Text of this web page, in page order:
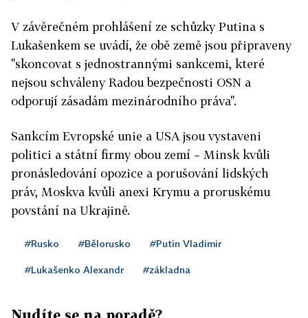
V závěrečném prohlášení ze schůzky Putina s
Lukašenkem se uvádí, že obě země jsou připraveny
"skoncovat s jednostrannými sankcemi, které
nejsou schváleny Radou bezpečnosti OSN a
odporují zásadám mezinárodního práva".
Sankcím Evropské unie a USA jsou vystaveni
politici a státní firmy obou zemí – Minsk kvůli
pronásledování opozice a porušování lidských
práv, Moskva kvůli anexi Krymu a proruskému
povstání na Ukrajině.
#Rusko #Bělorusko #Putin Vladimir
#Lukašenko Alexandr #základna
Nudíte se na poradě?